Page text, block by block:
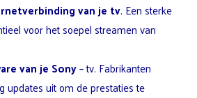
van je tv. Een sterke
voor het soepel streamen van
van je Sony– tv. Fabrikanten
updates uit om de prestaties te